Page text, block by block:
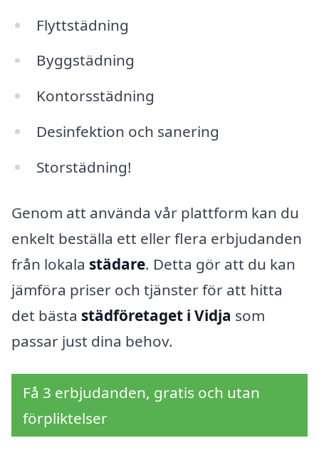
Flyttstädning
Byggstädning
Kontorsstädning
Desinfektion och sanering
Storstädning!
Genom att använda vår plattform kan du
enkelt beställa ett eller flera erbjudanden
från lokala städare. Detta gör att du kan
jämföra priser och tjänster för att hitta
det bästa städföretaget i Vidja som
passar just dina behov.
Få 3 erbjudanden, gratis och utan
förpliktelser